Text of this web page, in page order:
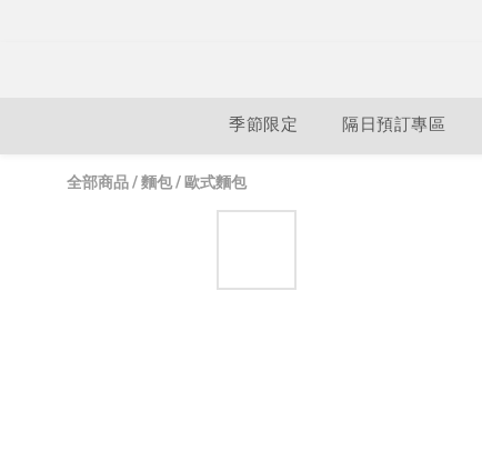
季節限定 隔日預訂專區
全部商品/麵包/ 歐式麵包